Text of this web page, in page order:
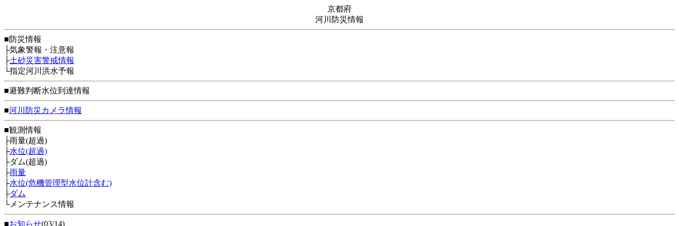
京都府
河川防災情報
■防災情報
├気象警報・注意報
├土砂災害警戒情報
└指定河川洪水予報
■避難判断水位到達情報
■河川防災カメラ情報
■観測情報
├雨量(超過)
├水位(超過)
├ダム(超過)
├雨量
├水位(危機管理型水位計含む)
├ダム
└メンテナンス情報
■お知らせ(03/14)